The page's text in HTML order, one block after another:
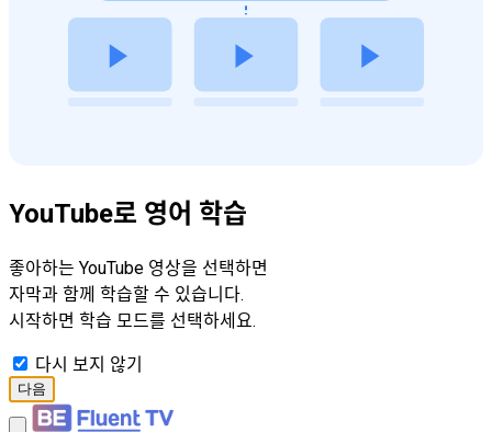
YouTube로 영어 학습
좋아하는 YouTube 영상을 선택하면
자막과 함께 학습할 수 있습니다.
시작하면 학습 모드를 선택하세요.
다시 보지 않기
다음